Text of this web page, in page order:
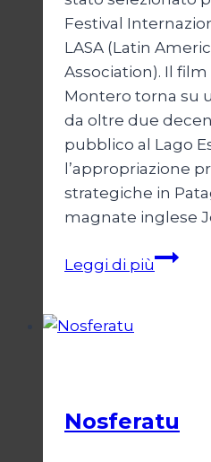
Festival
LASA (Latin
Association). Il
Montero torna su
da oltre due
pubblico al Lago
l’appropriazione
strategiche in
magnate inglese
Leggi di piùLago
Nosferatu